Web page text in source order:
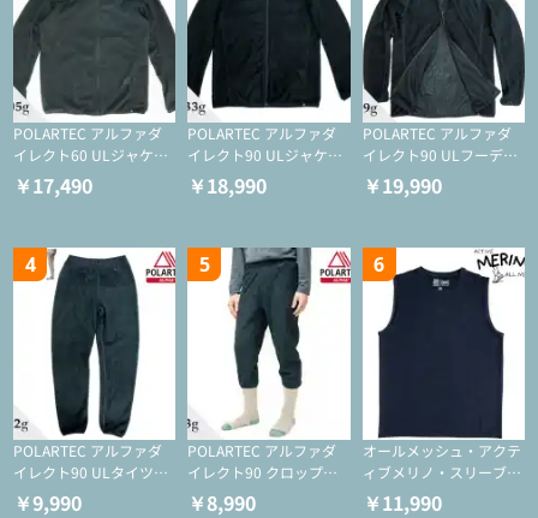
POLARTEC アルファダ
イレクト60 ULジャケッ
ト（登山/ミドルレイヤ
ー/化繊ジャケット）
￥17,490
POLARTEC アルファダ
イレクト90 ULジャケッ
ト（アクティブインサレ
ーション/ミドルレイヤ
￥18,990
POLARTEC アルファダ
イレクト90 ULフーディ
（アクティブインサレー
ション/ミドルレイヤー/
￥19,990
4
POLARTEC アルファダ
イレクト90 ULタイツ
（アクティブインサレー
￥9,990
5
POLARTEC アルファダ
イレクト90 クロップド
ULタイツ（アクティブ
￥8,990
6
オールメッシュ・アクテ
ィブメリノ・スリーブレ
ス
￥11,990